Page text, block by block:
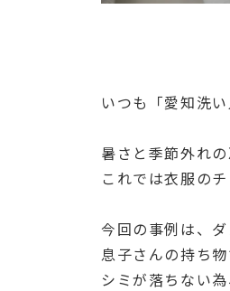
いつも「愛知洗
暑さと季節外れ
これでは衣服の
今回の事例は、
息子さんの持ち
シミが落ちない